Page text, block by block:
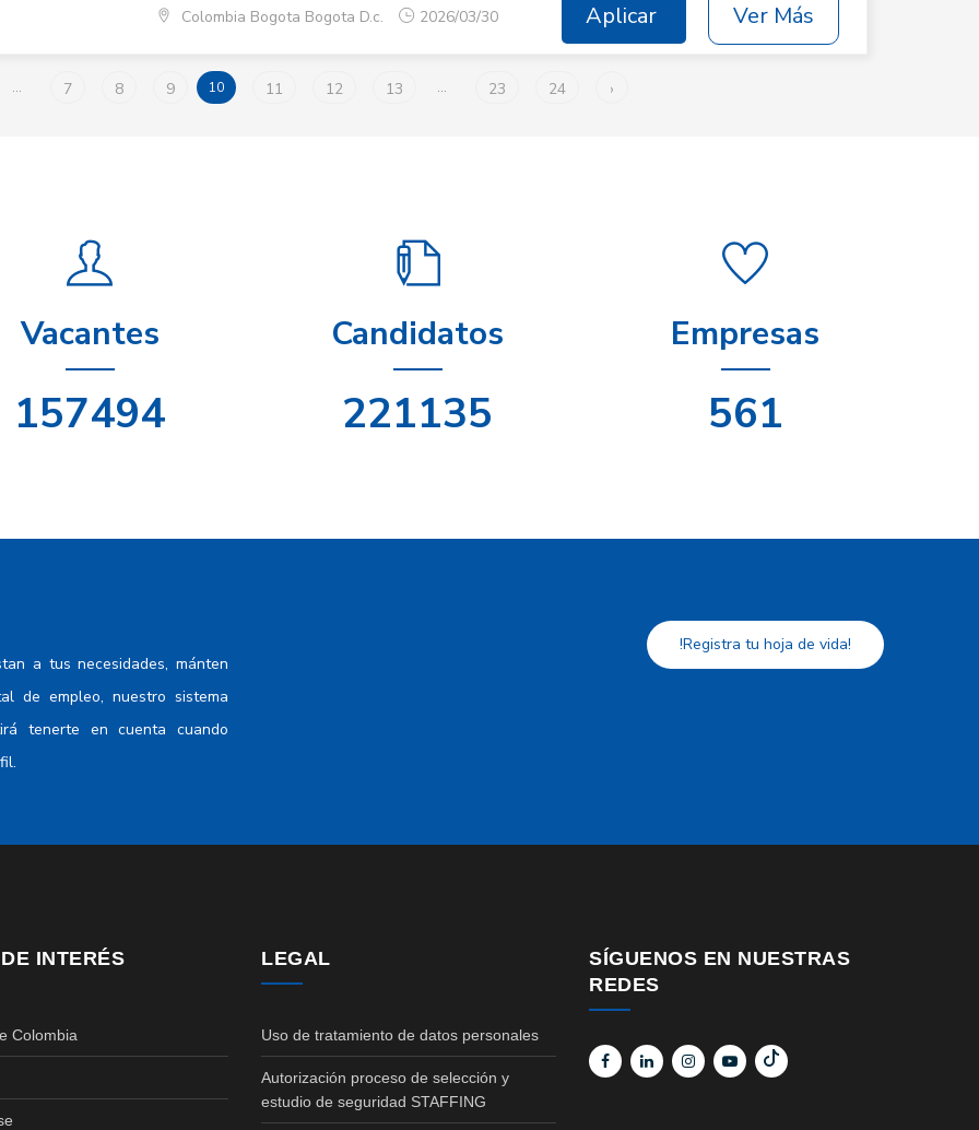
Colombia Bogota Bogota D.c. 2026/03/30 Aplicar Ver Más
... 7 8 9 10 11 12 13 ... 23 24 ›
Vacantes
198664
Candidatos
278941
Empresas
708
a tus necesidades, mánten
de empleo, nuestro sistema
tenerte en cuenta cuando
!Registra tu hoja de vida!
INTERÉS
Colombia
LEGAL
Uso de tratamiento de datos personales
Autorización proceso de selección y
estudio de seguridad STAFFING
SÍGUENOS EN NUESTRAS
REDES